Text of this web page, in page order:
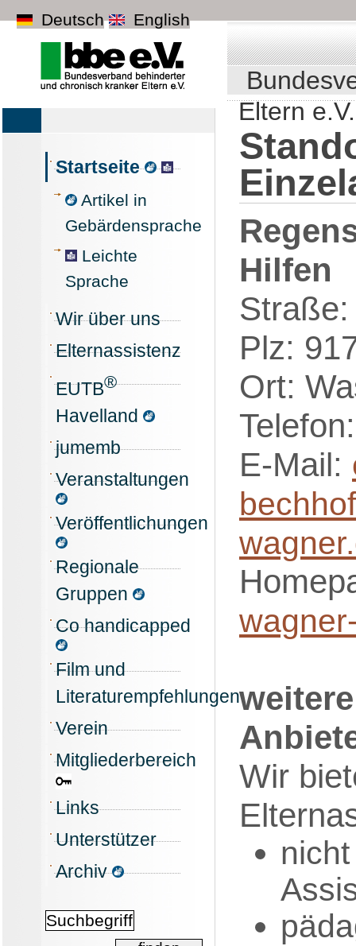
Deutsch English
Eltern e.V.
Startseite
Artikel in
Gebärdensprache
Leichte
Sprache
Wir über uns
Elternassistenz
EUTB®
Havelland
jumemb
Veranstaltungen
Veröffentlichungen
Regionale
Gruppen
Co handicapped
Film und
Literaturempfehlungen
Verein
Mitgliederbereich
Links
Unterstützer
Archiv
Hilfen
Plz:
Ort:
E-Mail:
Wir